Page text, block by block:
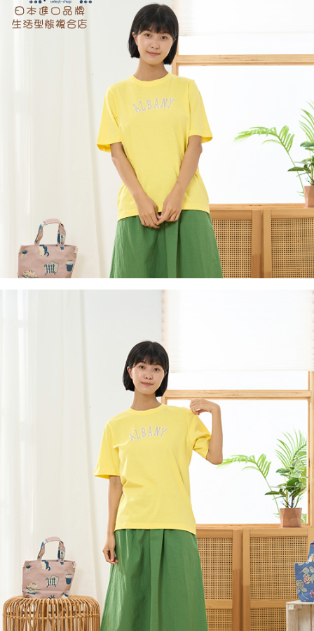
結帳頁面，進行簡訊認證並確認金額後，即可完成結帳。
２．訂單成立數日內，您將收到繳費通知簡訊。
３．收到繳費通知簡訊後14天內，點擊此簡訊中的連結，可透過四大超商／
ATM／網路銀行／等多元方式進行付款，方視為交易完成。
※ 請注意：結帳手續完成當下不需立刻繳費，但若您需要取消訂單，請聯絡
購買商品的店家。未經商家同意取消之訂單仍視為有效，需透過AFTEE先享
※ 交易是否成功請以「AFTEE先享後付 」之結帳頁面顯示為準，若有關於
是否繳費成功／繳費後需取消欲退款等相關疑問，請聯繫「AFTEE先享後付
https://netprotections.freshdesk.com/support/home
１．透過由恩沛科技股份有限公司提供之「AFTEE先享後付」服務完成之交
易，需依本服務之必要範圍內提供個人資料，並將交易相關給付款項請求債
權轉讓予恩沛科技股份有限公司。
２．關於個人資料處理事宜，請瀏覽以下網址：
https://aftee.tw/terms/#terms3
３．未成年的使用者請事先徵得法定代理人或監護人之同意方可使用
「AFTEE先享後付」，若未經同意申辦者引起之損失，本公司不負相關責
任。
４．使用「AFTEE先享後付」時，將依據個別帳號之用戶狀況，依本公司即
時審查核予不同之上限額度；若仍有額度不足之情形，本公司將視審查結果
付款後全家取貨
每筆NT$60，滿NT$1,800(含以上)免運費
每筆NT$60，滿NT$2,000(含以上)免運費
每筆NT$60，滿NT$2,000(含以上)免運費
黑貓宅急便(包裹尺寸60cm以下)
每筆NT$100，滿NT$2,000(含以上)免運費
黑貓宅急便(包裹尺寸90cm以下)
每筆NT$140，滿NT$2,000(含以上)免運費